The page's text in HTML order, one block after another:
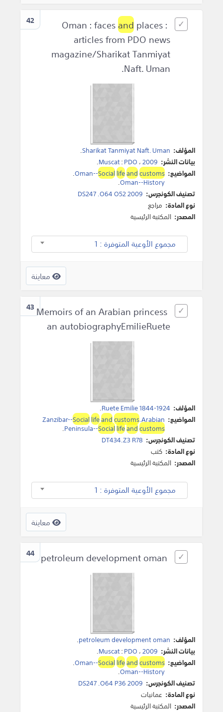
42 andplaces :
articles from PDO news
magazine/Sharikat Tanmiyat
Naft. Uman.
المؤلف: Sharikat Tanmiyat Naft. Uman
.
بيانات النشر:
Muscat:PDO ،2009
.
المواضيع:
Oman--Sociallifeandcustoms
.
Oman--History
.
تصنيف الكونجرس: DS247 .O64 O52 2009
نوع المادة: مراجع
المصدر: المكتبة الرئيسية
مجموع الأوعية المتوفرة : 1
معاينة
43 Memoirs of an Arabian princess
an autobiographyEmilieRuete
المؤلف: Ruete Emilie 1844-1924
.
المواضيع:
Zanzibar--Sociallifeandcustoms.Arabian
Peninsula--Sociallifeandcustoms
.
تصنيف الكونجرس: DT434.Z3 R78
نوع المادة: كتب
المصدر: المكتبة الرئيسية
مجموع الأوعية المتوفرة : 1
معاينة
44
المؤلف: petroleum development oman
.
بيانات النشر:
Muscat:PDO ،2009
.
المواضيع:
Oman--Sociallifeandcustoms
.
Oman--History
.
تصنيف الكونجرس: DS247 .O64 P36 2009
نوع المادة: عمانيات
المصدر: المكتبة الرئيسية